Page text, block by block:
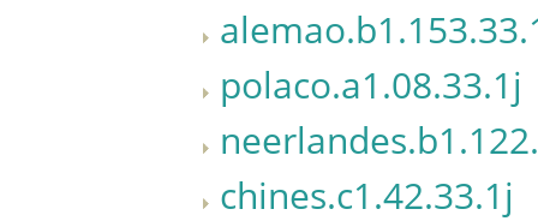
polaco.a1.08.33.1j
chines.c1.42.33.1j